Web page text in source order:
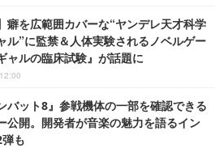
癖を広範囲カバーな“ヤンデレ天才科学
ル”に監禁＆人体実験されるノベルゲー
ャルの臨床試験』が話題に
バット8』参戦機体の一部を確認できる
公開。開発者が音楽の魅力を語るイン
も